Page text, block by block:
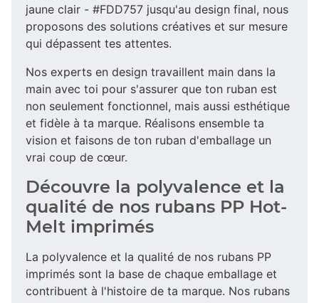
jaune clair - #FDD757 jusqu'au design final, nous
proposons des solutions créatives et sur mesure
qui dépassent tes attentes.
Nos experts en design travaillent main dans la
main avec toi pour s'assurer que ton ruban est
non seulement fonctionnel, mais aussi esthétique
et fidèle à ta marque. Réalisons ensemble ta
vision et faisons de ton ruban d'emballage un
vrai coup de cœur.
Découvre la polyvalence et la
qualité de nos rubans PP Hot-
Melt imprimés
La polyvalence et la qualité de nos rubans PP
imprimés sont la base de chaque emballage et
contribuent à l'histoire de ta marque. Nos rubans